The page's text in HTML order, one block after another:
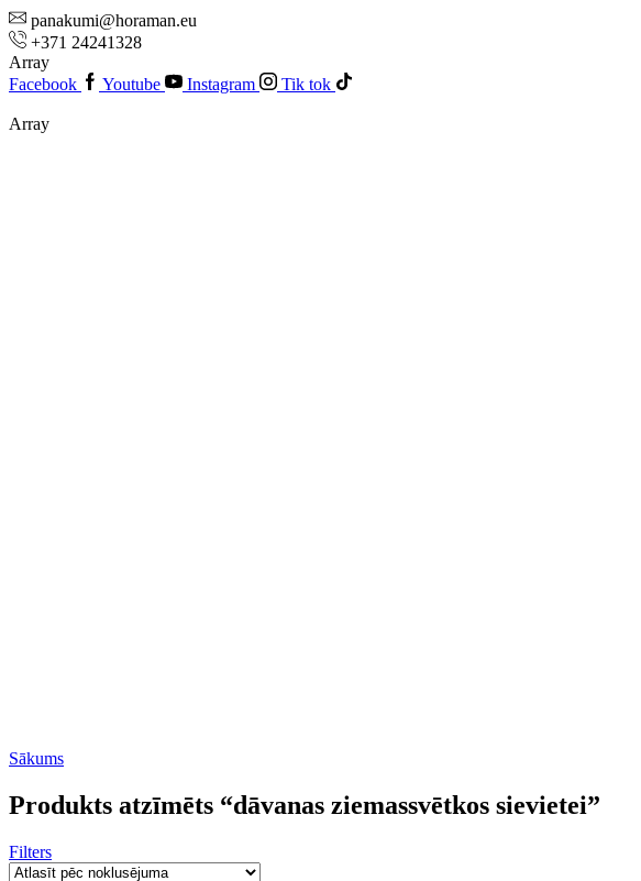
panakumi@horaman.eu
+371 24241328
Array
Facebook
Youtube Instagram Tik tok
Array
Sākums
Produkts atzīmēts “dāvanas ziemassvētkos sievietei”
Filters